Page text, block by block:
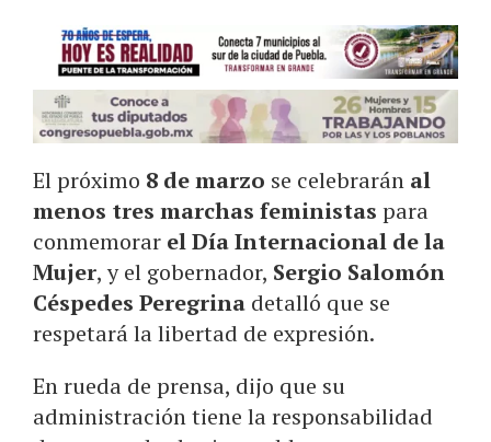
El próximo 8 de marzo se celebrarán al
menos tres marchas feministas para
conmemorar el Día Internacional de la
Mujer, y el gobernador, Sergio Salomón
Céspedes Peregrina detalló que se
respetará la libertad de expresión.
En rueda de prensa, dijo que su
administración tiene la responsabilidad